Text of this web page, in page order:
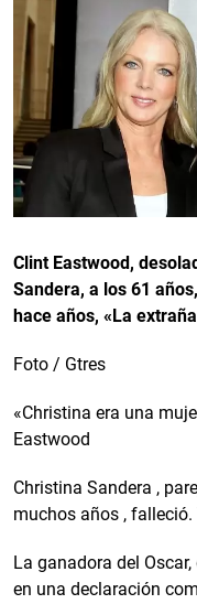
Clint Eastwood,
Sandera, a los 61
hace años, «La
Foto / Gtres
«Christina era una
Eastwood
Christina Sandera ,
muchos años , falleció.
La ganadora del
en una declaración